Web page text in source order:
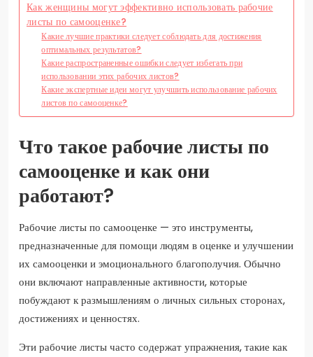
Как женщины могут эффективно использовать рабочие
листы по самооценке?
Какие лучшие практики следует соблюдать для достижения
оптимальных результатов?
Какие распространенные ошибки следует избегать при
использовании этих рабочих листов?
Какие экспертные идеи могут улучшить использование рабочих
листов по самооценке?
Что такое рабочие листы по
самооценке и как они
работают?
Рабочие листы по самооценке — это инструменты,
предназначенные для помощи людям в оценке и улучшении
их самооценки и эмоционального благополучия. Обычно
они включают направленные активности, которые
побуждают к размышлениям о личных сильных сторонах,
достижениях и ценностях.
Эти рабочие листы часто содержат упражнения, такие как